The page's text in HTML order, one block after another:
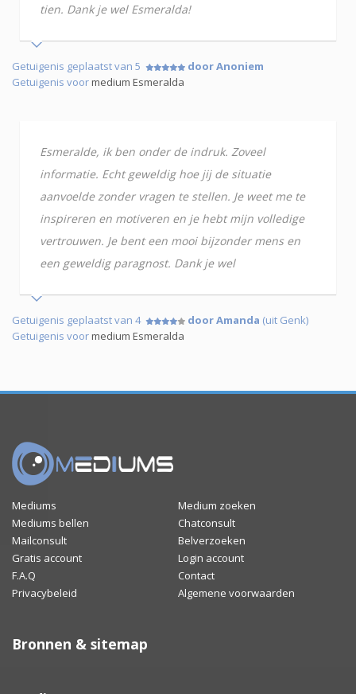
tien. Dank je wel Esmeralda!
Getuigenis geplaatst van 5
door Anoniem
Getuigenis voormedium Esmeralda
Esmeralde, ik ben onder de indruk. Zoveel
informatie. Echt geweldig hoe jij de situatie
aanvoelde zonder vragen te stellen. Je weet me te
inspireren en motiveren en je hebt mijn volledige
vertrouwen. Je bent een mooi bijzonder mens en
een geweldig paragnost. Dank je wel
Getuigenis geplaatst van 4 door Amanda (uit Genk)
Getuigenis voormedium Esmeralda
Mediums
Medium zoeken
Mediums bellen
Chatconsult
Mailconsult
Belverzoeken
Gratis account
Login account
F.A.Q
Contact
Privacybeleid
Algemene voorwaarden
Bronnen & sitemap